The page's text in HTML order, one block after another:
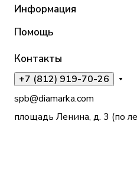
Информация
Помощь
Контакты
+7 (812) 919-70-26
spb@diamarka.com
площадь Ленина, д. 3 (по